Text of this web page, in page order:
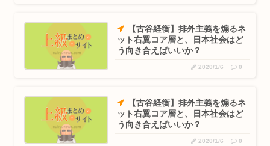
【古谷経衡】排外主義を煽るネ
ット右翼コア層と、日本社会はど
う向き合えばいいか？
2020/1/6 0
【古谷経衡】排外主義を煽るネ
ット右翼コア層と、日本社会はど
う向き合えばいいか？
2020/1/6 0